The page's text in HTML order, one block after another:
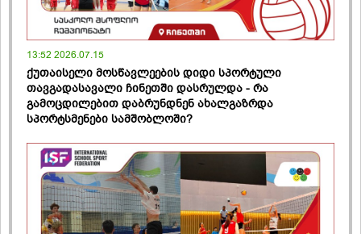
13:52 2026.07.15
ქუთაისელი მოსწავლეების დიდი სპორტული
თავგადასავალი ჩინეთში დასრულდა - რა
გამოცდილებით დაბრუნდნენ ახალგაზრდა
სპორტსმენები სამშობლოში?